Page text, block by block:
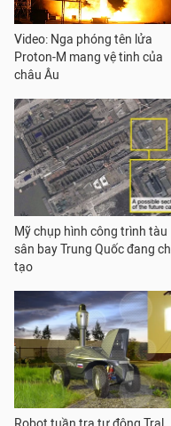
Video: Nga phóng tên lửa
Proton-M mang vệ tinh của
châu Âu
Mỹ chụp hình công trình tàu
sân bay Trung Quốc đang
tạo